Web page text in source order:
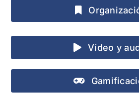
Vídeo y